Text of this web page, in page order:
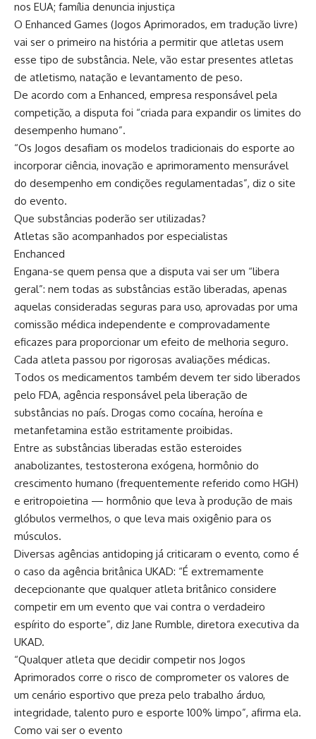
nos EUA; família denuncia injustiça
O Enhanced Games (Jogos Aprimorados, em tradução livre)
vai ser o primeiro na história a permitir que atletas usem
esse tipo de substância. Nele, vão estar presentes atletas
de atletismo, natação e levantamento de peso.
De acordo com a Enhanced, empresa responsável pela
competição, a disputa foi “criada para expandir os limites do
desempenho humano”.
“Os Jogos desafiam os modelos tradicionais do esporte ao
incorporar ciência, inovação e aprimoramento mensurável
do desempenho em condições regulamentadas”, diz o site
do evento.
Que substâncias poderão ser utilizadas?
Atletas são acompanhados por especialistas
Enchanced
Engana-se quem pensa que a disputa vai ser um “libera
geral”: nem todas as substâncias estão liberadas, apenas
aquelas consideradas seguras para uso, aprovadas por uma
comissão médica independente e comprovadamente
eficazes para proporcionar um efeito de melhoria seguro.
Cada atleta passou por rigorosas avaliações médicas.
Todos os medicamentos também devem ter sido liberados
pelo FDA, agência responsável pela liberação de
substâncias no país. Drogas como cocaína, heroína e
metanfetamina estão estritamente proibidas.
Entre as substâncias liberadas estão esteroides
anabolizantes, testosterona exógena, hormônio do
crescimento humano (frequentemente referido como HGH)
e eritropoietina — hormônio que leva à produção de mais
glóbulos vermelhos, o que leva mais oxigênio para os
músculos.
Diversas agências antidoping já criticaram o evento, como é
o caso da agência britânica UKAD: “É extremamente
decepcionante que qualquer atleta britânico considere
competir em um evento que vai contra o verdadeiro
espírito do esporte”, diz Jane Rumble, diretora executiva da
UKAD.
“Qualquer atleta que decidir competir nos Jogos
Aprimorados corre o risco de comprometer os valores de
um cenário esportivo que preza pelo trabalho árduo,
integridade, talento puro e esporte 100% limpo”, afirma ela.
Como vai ser o evento